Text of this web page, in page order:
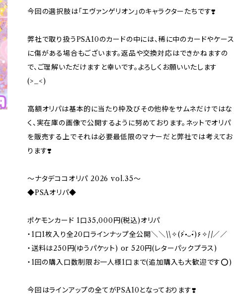
今回の選択肢は「エヴァンゲリオン」のキャラクターたちです❣️
弊社で取り扱うPSA10のカードの中には、稀に中のカードやケース
に傷がある場合もございます。返品や交換対応はできかねますの
で、ご理解いただけますと幸いです。よろしくお願いいたします
(>_<)
高額オリパは基本的に当たり枠及びその他枠をサムネだけではな
く、実在庫の画像で公開するように努めております。ネットでオリパ
を販売する上でそれは必要最低限のマナーだと弊社では考えてお
ります❣️
〜ナタデココオリパ 2026 vol.35〜
◆PSAオリパ◆
ポケモンカード 1口35,000円(税込)オリパ
・1口1枚入り全20口ラインナップ全公開＼＼\\✧(۶•̀ᴗ•́)۶✧//／／
・送料は250円(ゆうパケット) or 520円(レターパックプラス)
・1回の購入口数制限お一人様1口まで(追加購入も大歓迎です⭕️)
今回はラインアップの全てがPSA10となっております❣️